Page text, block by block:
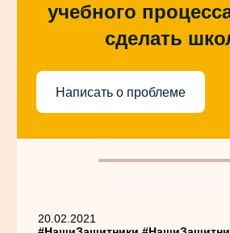
учебного
сделать
Написать о проблеме
20.02.2021